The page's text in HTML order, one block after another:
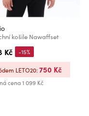
košile Nawaffset
Kč
cena1 099 Kč
-15%
LETO20:750 Kč